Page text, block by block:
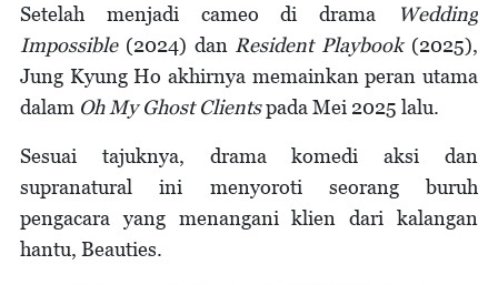
Setelah menjadi cameo di drama
Wedding
Impossible (2024) dan Resident Playbook(2025),
Jung Kyung Ho akhirnya memainkan peran utama
dalam Oh My Ghost Clientspada Mei 2025 lalu.
Sesuai tajuknya, drama komedi aksi dan
supranatural ini menyoroti seorang buruh
pengacara yang menangani klien dari kalangan
hantu, Beauties.